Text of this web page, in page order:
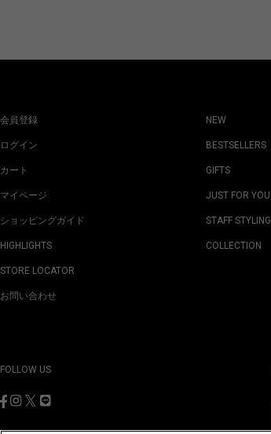
会員登録
ログイン
カート
マイページ
ショッピングガイド
HIGHLIGHTS
STORE LOCATOR
お問い合わせ
NEW
BESTSELLERS
GIFTS
JUST FOR YOU
STAFF STYLING
COLLECTION
FOLLOW US